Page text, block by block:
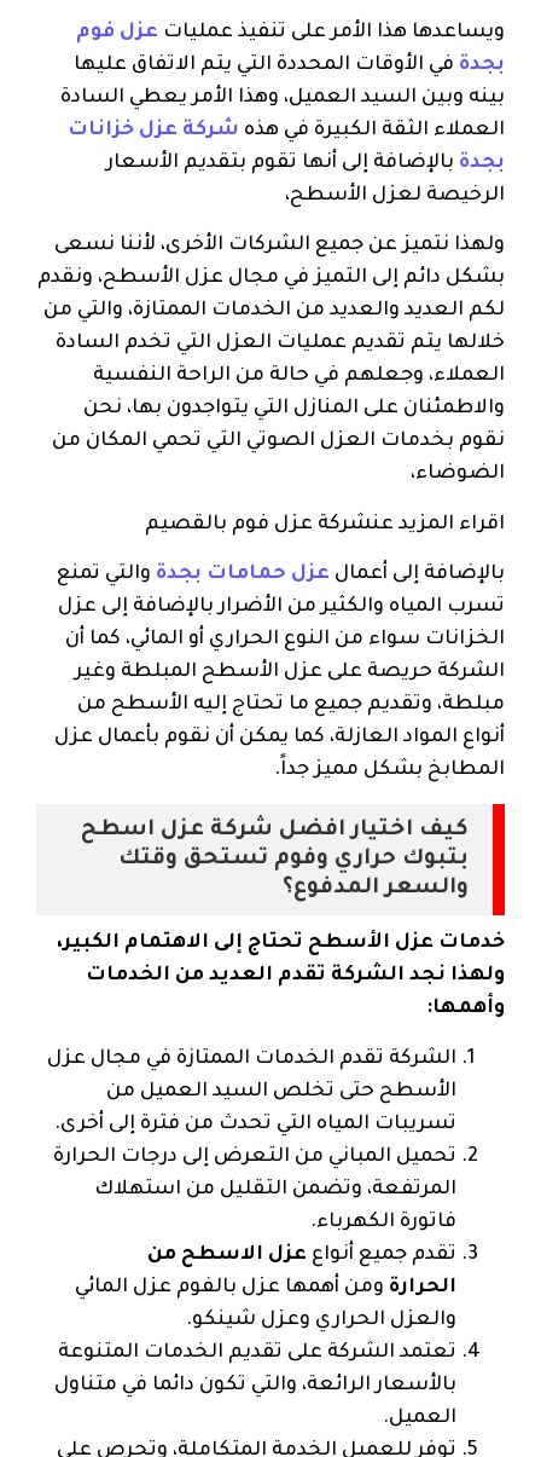
ويساعدها هذا الأمر على تنفيذ عمليات عزل فوم
بجدة في الأوقات المحددة التي يتم الاتفاق عليها
بينه وبين السيد العميل، وهذا الأمر يعطي السادة
العملاء الثقة الكبيرة في هذه شركة عزل خزانات
بجدة بالإضافة إلى أنها تقوم بتقديم الأسعار
الرخيصة لعزل الأسطح،
ولهذا نتميز عن جميع الشركات الأخرى، لأننا نسعى
بشكل دائم إلى التميز في مجال عزل الأسطح، ونقدم
لكم العديد والعديد من الخدمات الممتازة، والتي من
خلالها يتم تقديم عمليات العزل التي تخدم السادة
العملاء، وجعلهم في حالة من الراحة النفسية
والاطمئنان على المنازل التي يتواجدون بها، نحن
نقوم بخدمات العزل الصوتي التي تحمي المكان من
الضوضاء،
اقراء المزيد عنشركة عزل فوم بالقصيم
بالإضافة إلى أعمال عزل حمامات بجدة والتي تمنع
تسرب المياه والكثير من الأضرار بالإضافة إلى عزل
الخزانات سواء من النوع الحراري أو المائي، كما أن
الشركة حريصة على عزل الأسطح المبلطة وغير
مبلطة، وتقديم جميع ما تحتاج إليه الأسطح من
أنواع المواد العازلة، كما يمكن أن نقوم بأعمال عزل
المطابخ بشكل مميز جداً.
كيف اختيار افضل شركة عزل اسطح
بتبوك حراري وفوم تستحق وقتك
والسعر المدفوع؟
خدمات عزل الأسطح تحتاج إلى الاهتمام الكبير،
ولهذا نجد الشركة تقدم العديد من الخدمات
وأهمها:
الشركة تقدم الخدمات الممتازة في مجال عزل
الأسطح حتى تخلص السيد العميل من
تسريبات المياه التي تحدث من فترة إلى أخرى.
تحميل المباني من التعرض إلى درجات الحرارة
المرتفعة، وتضمن التقليل من استهلاك
فاتورة الكهرباء.
تقدم جميع أنواع عزل الاسطح من
الحرارة ومن أهمها عزل بالفوم عزل المائي
والعزل الحراري وعزل شينكو.
تعتمد الشركة على تقديم الخدمات المتنوعة
بالأسعار الرائعة، والتي تكون دائما في متناول
العميل.
توفر للعميل الخدمة المتكاملة، وتحرص على